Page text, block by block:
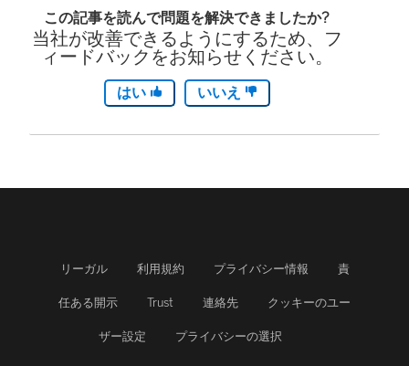
この記事を読んで問題を解決できましたか?
当社が改善できるようにするため、フ
ィードバックをお知らせください。
はい いいえ
リーガル 利用規約 プライバシー情報 責
任ある開示 Trust 連絡先 クッキーのユー
ザー設定 プライバシーの選択